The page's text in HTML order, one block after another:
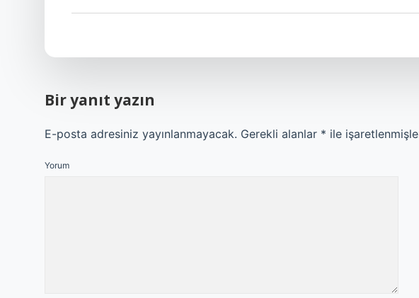
Bir yanıt yazın
E-posta adresiniz yayınlanmayacak. Gerekli alanlar * ile
Yorum